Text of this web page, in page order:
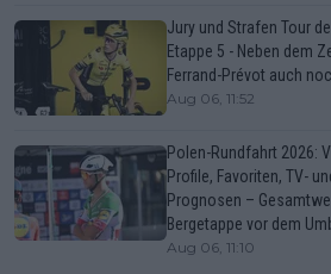
Jury und Strafen Tour
Etappe 5 - Neben dem
Ferrand-Prévot auch
Aug 06, 11:52
Polen-Rundfahrt 2026:
Profile, Favoriten, TV-
Prognosen –
Bergetappe vor dem
Aug 06, 11:10